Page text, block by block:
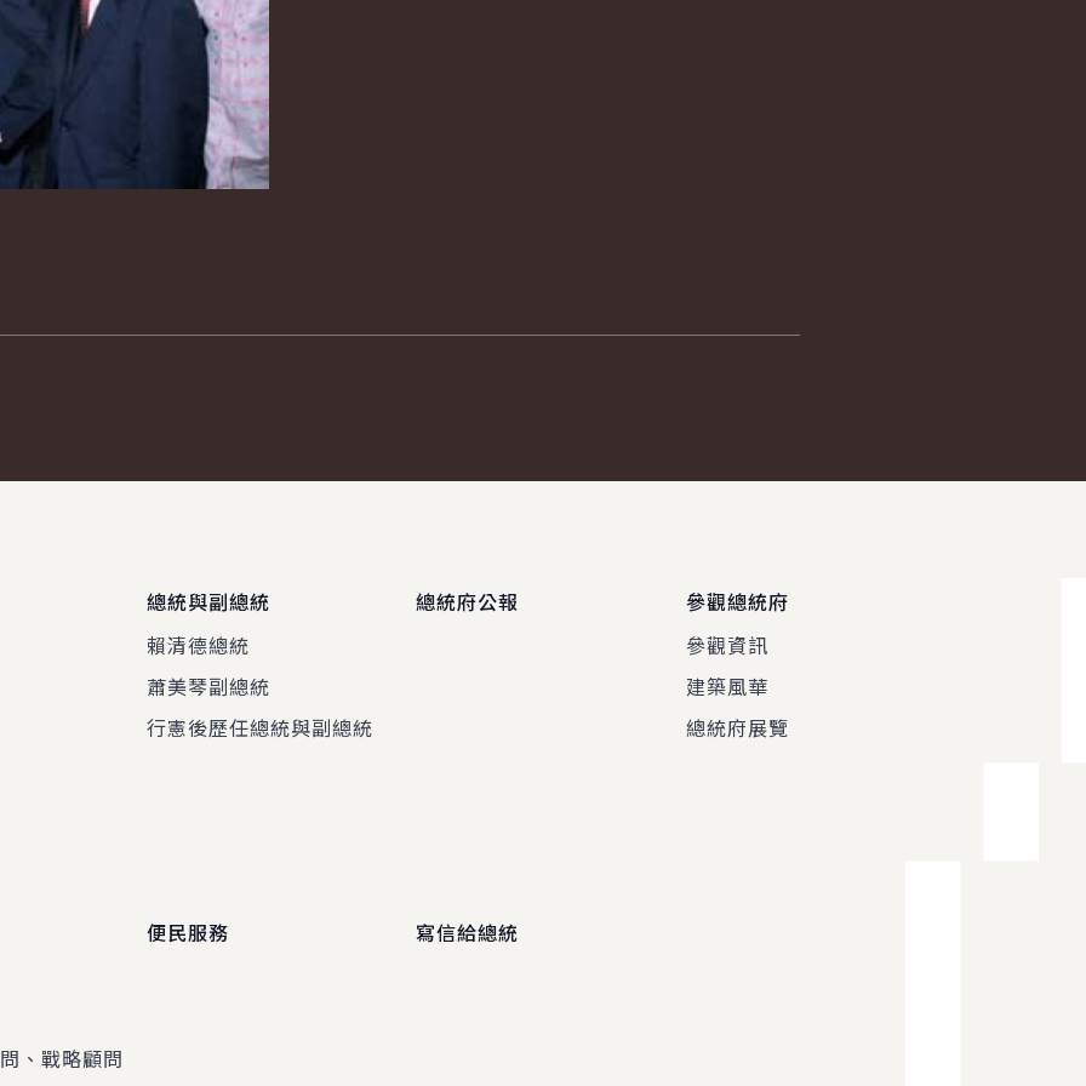
總統與副總統
賴清德總統
蕭美琴副總統
行憲後歷任總統與副總統
總統府公報
參觀總統府
參觀資訊
建築風華
總統府展覽
、戰略顧問
便民服務 寫信給總統